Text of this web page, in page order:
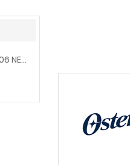
SET DE VASOS X 06 NERGIS...
S/279.90